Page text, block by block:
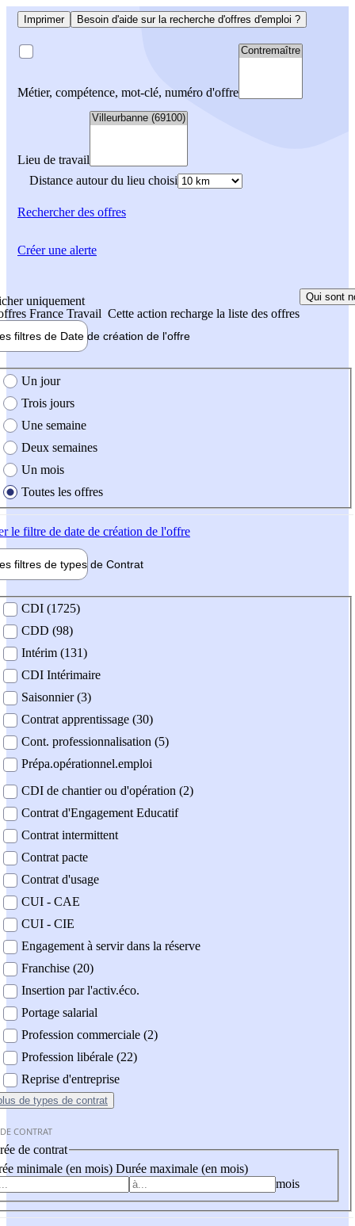
Imprimer Besoin d'aide sur la recherche d'offres d'emploi ?
Métier, compétence, mot-clé, numéro d'offre
Lieu de travail
Distance autour du lieu choisi
Rechercherdes offres
uniquement
France Travail Cette action recharge la liste des offres
Qui sont
filtres de Date de création de l'offre
création de l'offre
Un jour
Trois jours
Une semaine
Deux semaines
Un mois
Toutes les offres
le filtre de date de création de l'offre
filtres de types de Contrat
contrat
CDI (1725)
CDD (98)
Intérim (131)
CDI Intérimaire
Saisonnier (3)
Contrat apprentissage (30)
Cont. professionnalisation (5)
Prépa.opérationnel.emploi
CDI de chantier ou d'opération (2)
Contrat d'Engagement Educatif
Contrat intermittent
Contrat pacte
Contrat d'usage
CUI - CAE
CUI - CIE
Engagement à servir dans la réserve
Franchise (20)
Insertion par l'activ.éco.
Portage salarial
Profession commerciale (2)
Profession libérale (22)
Reprise d'entreprise
de types de contrat
CONTRAT
de contrat
minimale (en mois) Durée maximale (en mois)
mois
Créer une alerte